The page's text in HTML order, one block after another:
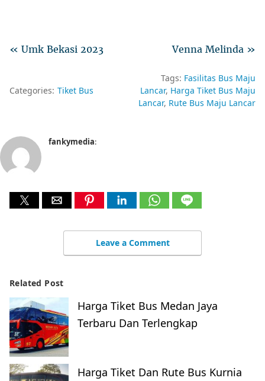
Venna Melinda »
« Umk Bekasi 2023
Categories: Tiket Bus
Tags: Fasilitas Bus Maju
Lancar Harga Tiket Bus Maju
Lancar Rute Bus Maju Lancar
fankymedia:
Leave a Comment
Related Post
Harga Tiket Bus Medan Jaya
Terbaru Dan Terlengkap
Harga Tiket Dan Rute Bus Kurnia